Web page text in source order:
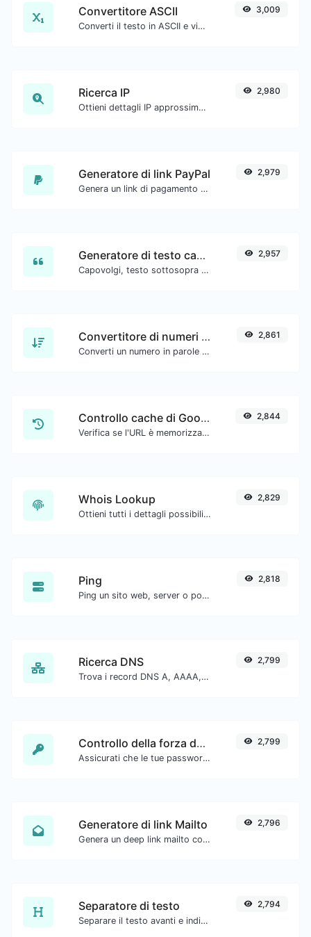
Convertitore ASCII
Converti il testo in ASCII e viceversa per qualsiasi input di stringa.
3,009
Ricerca IP
Ottieni dettagli IP approssimativi.
2,980
Generatore di link PayPal
Genera un link di pagamento PayPal con facilità.
2,979
Generatore di testo capovolto
Capovolgi, testo sottosopra con facilità.
2,957
Convertitore di numeri in parole
Converti un numero in parole scritte.
2,861
Controllo cache di Google
Verifica se l'URL è memorizzato nella cache da Google.
2,844
Whois Lookup
Ottieni tutti i dettagli possibili su un nome di dominio.
2,829
Ping
Ping un sito web, server o porta.
2,818
Ricerca DNS
Trova i record DNS A, AAAA, CNAME, MX, NS, TXT, SOA di un host.
2,799
Controllo della forza della password
Assicurati che le tue password siano abbastanza sicure.
2,799
Generatore di link Mailto
Genera un deep link mailto con oggetto, corpo, cc, bcc e ottieni anche il codice HTML.
2,796
Separatore di testo
Separare il testo avanti e indietro con nuove righe, virgole, punti... ecc.
2,794